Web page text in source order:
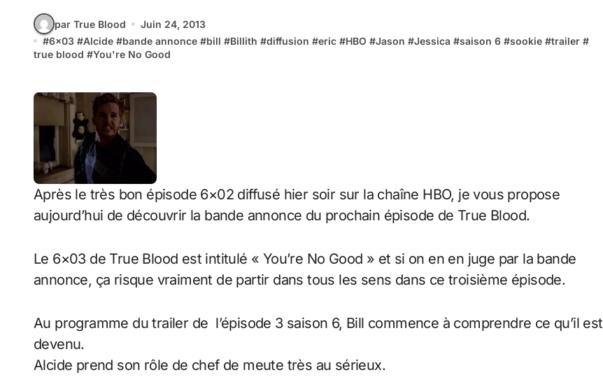
par True Blood
Juin 24, 2013
#6x03 #Alcide #bande annonce #bill #Billith #diffusion #eric #HBO #Jason #Jessica #saison 6 #sookie #trailer #
true blood #You're No Good
Après le très bon épisode 6×02 diffusé hier soir sur la chaîne HBO, je vous propose
aujourd’hui de découvrir la bande annonce du prochain épisode de True Blood.
Le 6×03 de True Blood est intitulé « You’re No Good » et si on en en juge par la bande
annonce, ça risque vraiment de partir dans tous les sens dans ce troisième épisode.
Au programme du trailer de l’épisode 3 saison 6, Bill commence à comprendre ce qu’il est
devenu.
Alcide prend son rôle de chef de meute très au sérieux.